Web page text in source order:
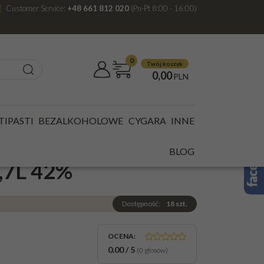
Customer Service: +48 661 812 020 (Pn-Pt 8:00 - 16:00)
0 Twój koszyk
0,00 PLN
BEZALKOHOLOWE CYGARA INNE
BLOG
7YO
42%
Dostępność: 18 szt.
OCENA:
0.00/5 (0 głosów)